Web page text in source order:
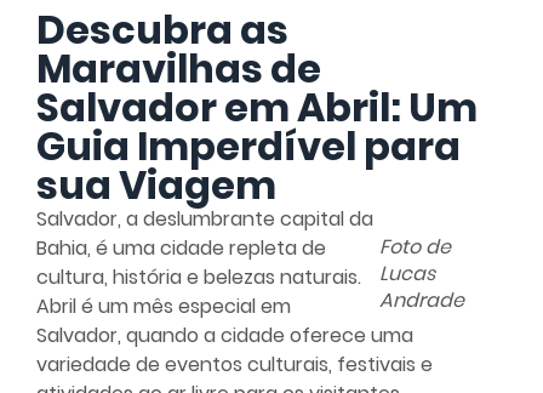
Descubra as
Maravilhas de
Salvador em Abril: Um
Guia Imperdível para
sua Viagem
Foto de
Lucas
Andrade
Salvador, a deslumbrante capital da
Bahia, é uma cidade repleta de
cultura, história e belezas naturais.
Abril é um mês especial em
Salvador, quando a cidade oferece uma
variedade de eventos culturais, festivais e